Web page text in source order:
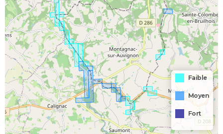
Faible
Moyen
Fort